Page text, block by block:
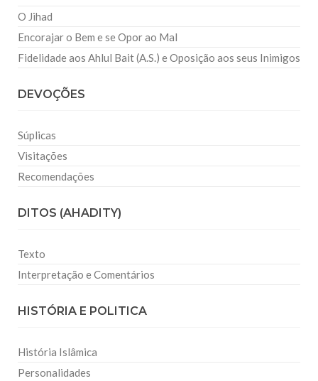
O Jihad
Encorajar o Bem e se Opor ao Mal
Fidelidade aos Ahlul Bait (A.S.) e Oposição aos seus Inimigos
DEVOÇÕES
Súplicas
Visitações
Recomendações
DITOS (AHADITY)
Texto
Interpretação e Comentários
HISTÓRIA E POLITICA
História Islâmica
Personalidades